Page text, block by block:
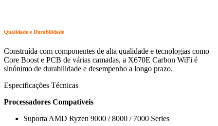
Qualidade e Durabilidade
Construída com componentes de alta qualidade e tecnologias como
Core Boost e PCB de várias camadas, a X670E Carbon WiFi é
sinónimo de durabilidade e desempenho a longo prazo.
Especificações Técnicas
Processadores Compatíveis
Suporta AMD Ryzen 9000 / 8000 / 7000 Series